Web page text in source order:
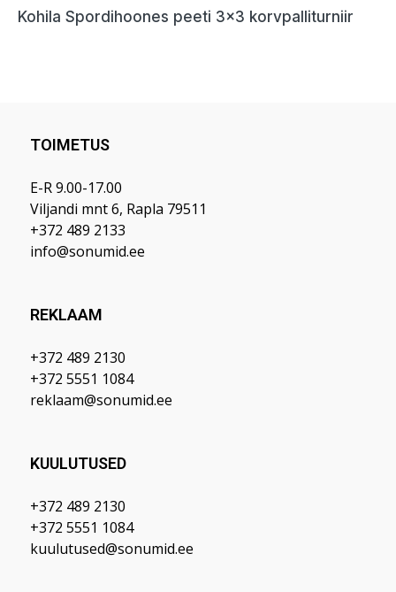
TOIMETUS
E-R 9.00-17.00
Viljandi mnt 6, Rapla 79511
+372 489 2133
info@sonumid.ee
REKLAAM
+372 489 2130
+372 5551 1084
reklaam@sonumid.ee
KUULUTUSED
+372 489 2130
+372 5551 1084
kuulutused@sonumid.ee